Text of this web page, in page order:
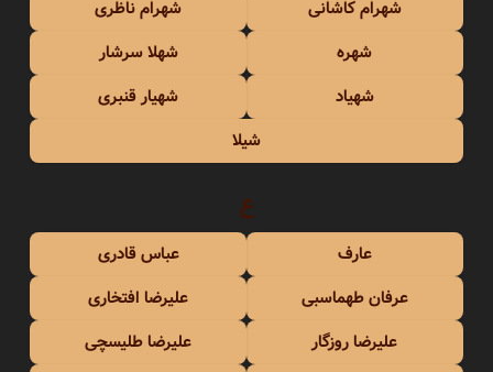
شهرام کاشانی
شهرام ناظری
شهره
شهلا سرشار
شهیاد
شهیار قنبری
شیلا
ع
عارف
عباس قادری
عرفان طهماسبی
علیرضا افتخاری
علیرضا روزگار
علیرضا طلیسچی